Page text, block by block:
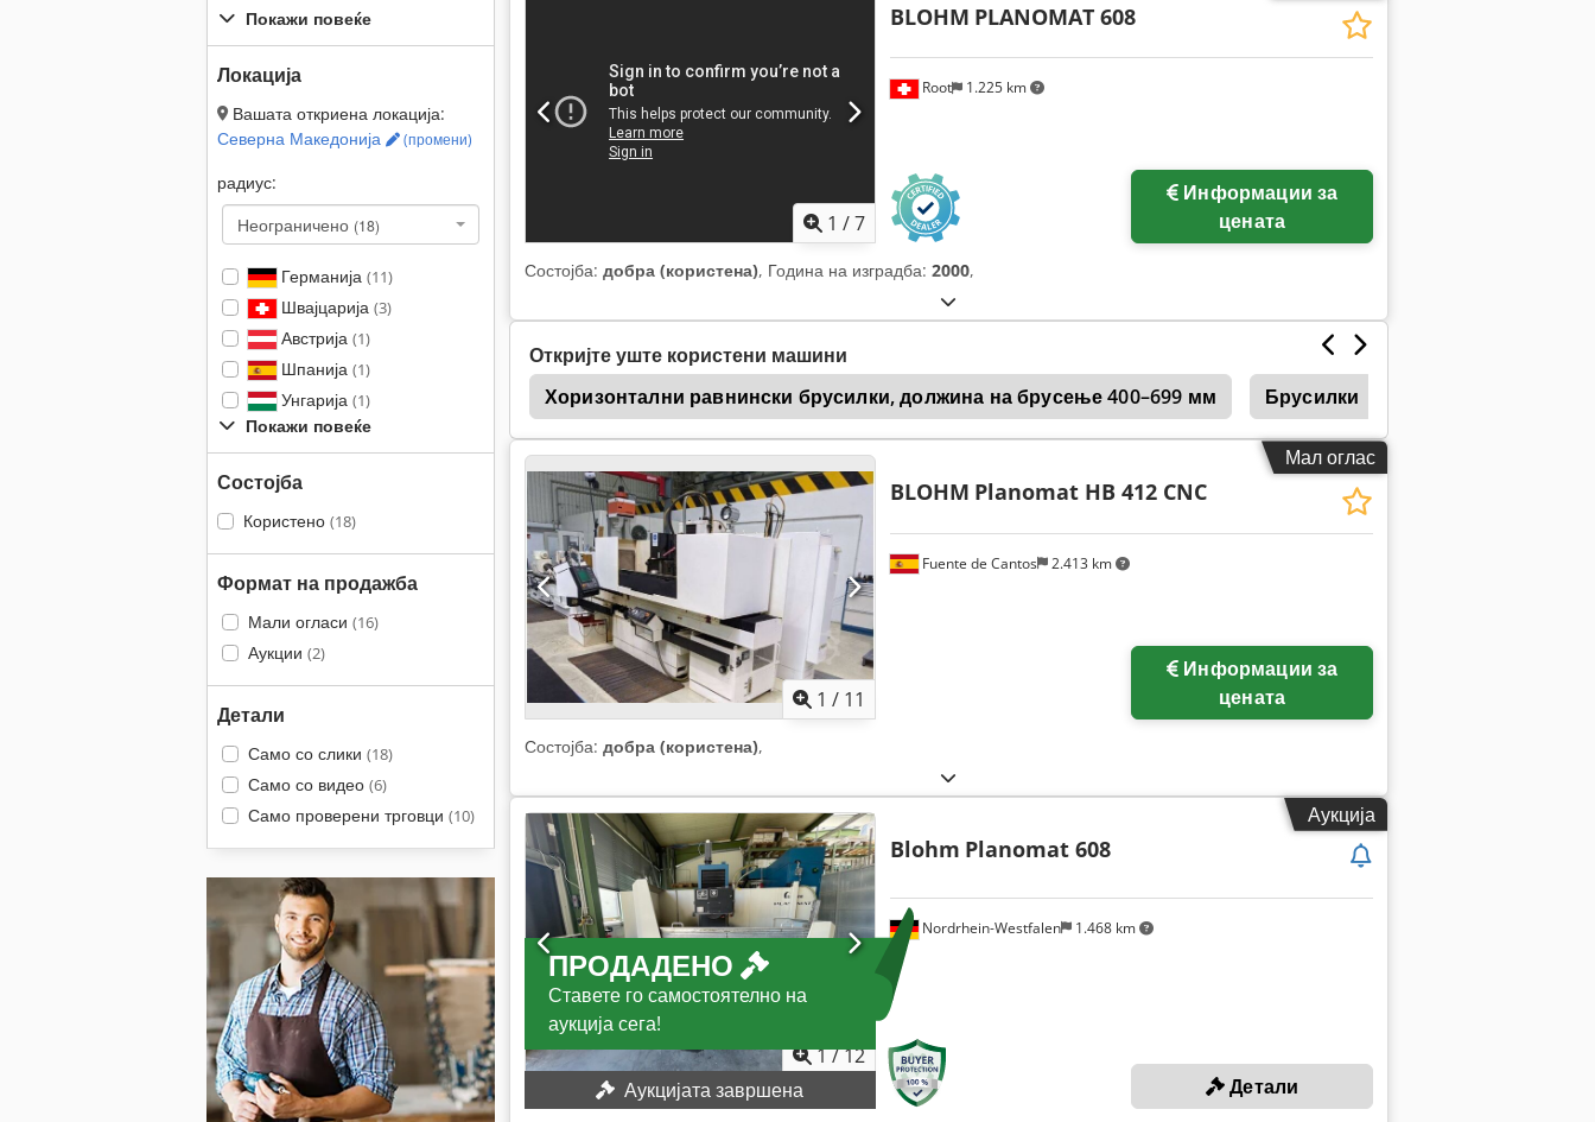
Покажи повеќе
Локација
Вашата откриена локација:
Северна Македонија
(промени)
радиус:
Неограничено (18)
Германија (11)
Швајцарија (3)
Австрија (1)
Шпанија (1)
Унгарија (1)
Покажи повеќе
Состојба
Користено (18)
Формат на продажба
Мали огласи (16)
Аукции (2)
Детали
Само со слики (18)
Само со видео (6)
Само проверени трговци (10)
1 /7
Root 1.225 km
BLOHM PLANOMAT 608
цената
Состојба: добра (користена), Година на изградба: 2000,
Откријте уште користени машини
Хоризонтални равнински брусилки, должина на брусење 400–699 мм
Брусилки
Рамни Ремени Blohm
Мал оглас
1 / 11
Fuente de Cantos 2.413 km
BLOHM Planomat HB 412 CNC
цената
Состојба: добра (користена),
Аукција
ПРОДАДЕНО
Ставете го самостоятелно на
аукција сега!
1/12
Аукцијата завршена
Nordrhein-Westfalen 1.468 km
Blohm Planomat 608
Детали